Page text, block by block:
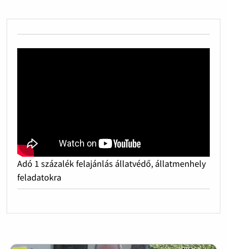
Adó 1 százalék felajánlás állatvédő, állatmenhely
feladatokra